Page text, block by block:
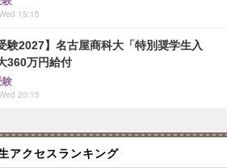
15:15
験2027】名古屋商科大「特別奨学生入
360万円給付
験
20:15
アクセスランキング